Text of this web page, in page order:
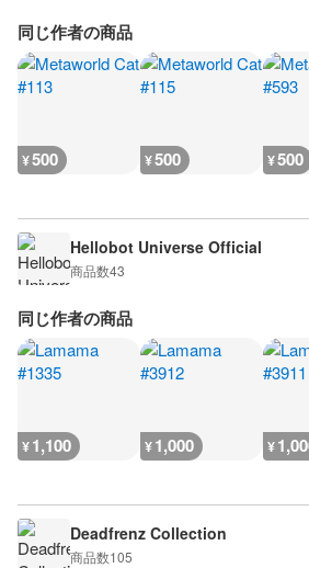
同じ作者の商品
¥500 ¥500 ¥500
Hellobot Universe Official
商品数43
同じ作者の商品
¥1,100 ¥1,000 ¥
Deadfrenz Collection
商品数105